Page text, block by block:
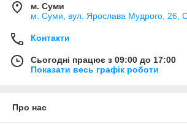
м. Суми
м. Суми, вул. Ярослава Мудрого, 26,
Контакти
Сьогодні працює з 09:00 до 17:00
Показати весь графік роботи
Про нас